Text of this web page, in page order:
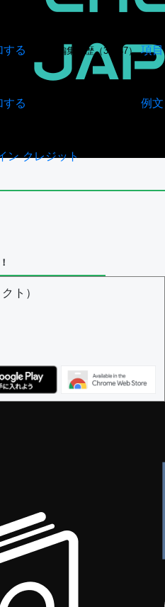
る 項目の編集履歴（34947） 項目
る
例文
ンクレジット
ト）